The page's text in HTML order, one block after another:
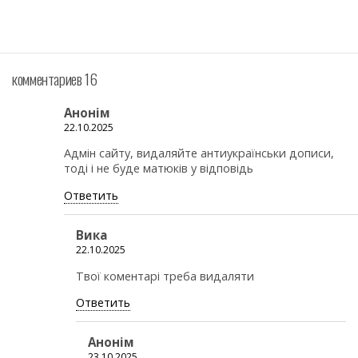
комментариев 16
Анонім
22.10.2025
Адмін сайту, видаляйте антиукраїнськи дописи,
тоді і не буде матюків у відповідь
Ответить
Вика
22.10.2025
Твої коментарі треба видаляти
Ответить
Анонім